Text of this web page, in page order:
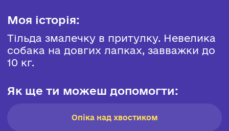
Моя історія:
Тільда змалечку в притулку. Невелика
собака на довгих лапках, завважки до
10 кг.
Як ще ти можеш допомогти:
Опіка над хвостиком